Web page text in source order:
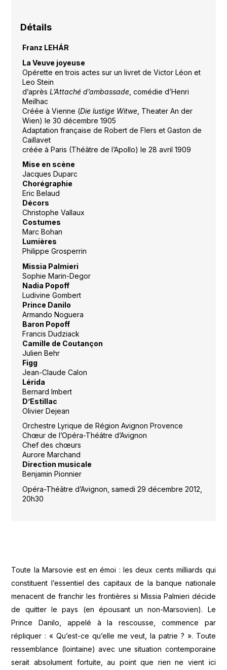
Détails
Franz LEHÁR
La Veuve joyeuse
Opérette en trois actes sur un livret de Victor Léon et
Leo Stein
d’après L’Attaché d’ambassade, comédie d’Henri
Meilhac
Créée à Vienne (Die lustige Witwe, Theater An der
Wien) le 30 décembre 1905
Adaptation française de Robert de Flers et Gaston de
Caillavet
créée à Paris (Théâtre de l’Apollo) le 28 avril 1909
Mise en scène
Jacques Duparc
Chorégraphie
Eric Belaud
Décors
Christophe Vallaux
Costumes
Marc Bohan
Lumières
Philippe Grosperrin
Missia Palmieri
Sophie Marin-Degor
Nadia Popoff
Ludivine Gombert
Prince Danilo
Armando Noguera
Baron Popoff
Francis Dudziack
Camille de Coutançon
Julien Behr
Figg
Jean-Claude Calon
Lérida
Bernard Imbert
D’Estillac
Olivier Dejean
Orchestre Lyrique de Région Avignon Provence
Chœur de l’Opéra-Théâtre d’Avignon
Chef des chœurs
Aurore Marchand
Direction musicale
Benjamin Pionnier
Opéra-Théâtre d’Avignon, samedi 29 décembre 2012,
20h30
Toute la Marsovie est en émoi : les deux cents milliards qui
constituent l’essentiel des capitaux de la banque nationale
menacent de franchir les frontières si Missia Palmieri décide
de quitter le pays (en épousant un non-Marsovien). Le
Prince Danilo, appelé à la rescousse, commence par
répliquer : « Qu’est-ce qu’elle me veut, la patrie ? ». Toute
ressemblance (lointaine) avec une situation contemporaine
serait absolument fortuite, au point que rien ne vient ici